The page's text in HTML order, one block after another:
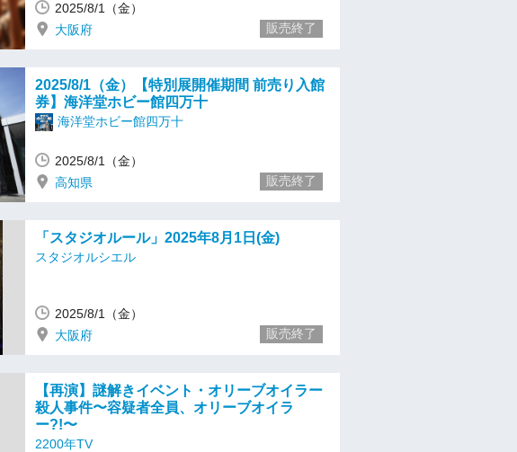
2025/8/1（金）
大阪府
販売終了
2025/8/1（金）【特別展開催期間 前売り入館
券】海洋堂ホビー館四万十
海洋堂ホビー館四万十
2025/8/1（金）
高知県
販売終了
「スタジオルール」2025年8月1日(金)
スタジオルシエル
2025/8/1（金）
大阪府
販売終了
【再演】謎解きイベント・オリーブオイラー
殺人事件〜容疑者全員、オリーブオイラ
ー?!〜
2200年TV